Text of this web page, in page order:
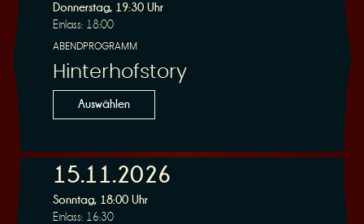
s
e
Donnerstag, 19:30 Uhr
Einlass: 18:00
ABENDPROGRAMM
Hinterhofstory
Auswählen
15.11.2026
Sonntag, 18:00 Uhr
Einlass: 16:30